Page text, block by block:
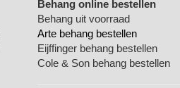
Behang online bestellen
Behang uit voorraad
Arte behang bestellen
Eijffinger behang bestellen
Cole & Son behang bestellen